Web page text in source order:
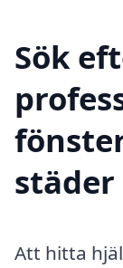
Sök
städer
Att hitta